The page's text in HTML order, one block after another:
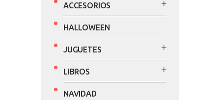
ACCESORIOS
HALLOWEEN
JUGUETES
LIBROS
NAVIDAD